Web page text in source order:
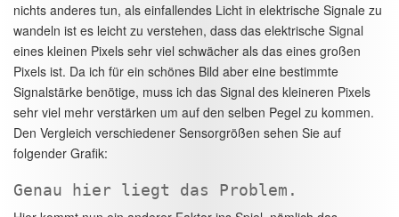
nichts anderes tun, als einfallendes Licht in elektrische Signale zu
wandeln ist es leicht zu verstehen, dass das elektrische Signal
eines kleinen Pixels sehr viel schwächer als das eines großen
Pixels ist. Da ich für ein schönes Bild aber eine bestimmte
Signalstärke benötige, muss ich das Signal des kleineren Pixels
sehr viel mehr verstärken um auf den selben Pegel zu kommen.
Den Vergleich verschiedener Sensorgrößen sehen Sie auf
folgender Grafik:
Genau hier liegt das Problem.